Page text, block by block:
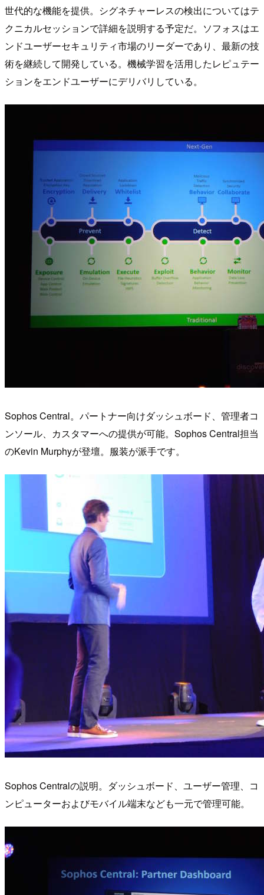
世代的な機能を提供。シグネチャーレスの検出についてはテ
クニカルセッションで詳細を説明する予定だ。ソフォスはエ
ンドユーザーセキュリティ市場のリーダーであり、最新の技
術を継続して開発している。機械学習を活用したレピュテー
ションをエンドユーザーにデリバリしている。
Sophos Central。パートナー向けダッシュボード、管理者コ
ンソール、カスタマーへの提供が可能。Sophos Central担当
のKevin Murphyが登壇。服装が派手です。
Sophos Centralの説明。ダッシュボード、ユーザー管理、コ
ンピューターおよびモバイル端末なども一元で管理可能。